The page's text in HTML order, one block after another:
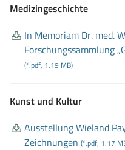
Medizingeschichte
In Memoriam Dr. med.
Forschungssammlung
(*.pdf, 1.19 MB)
Kunst und Kultur
Ausstellung Wieland
Zeichnungen (*.pdf, 1.17